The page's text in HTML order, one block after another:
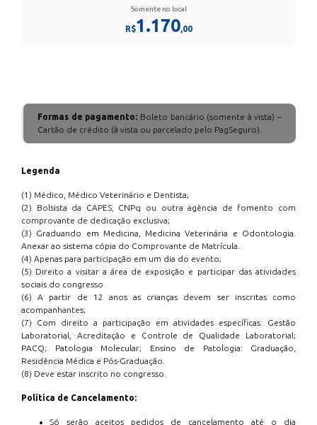
Somente no local
R$1.170,00
Formas de pagamento: Boleto bancário (somente à vista) –
Cartão de crédito (à vista ou parcelado pelo PagSeguro).
Legenda
(1) Médico, Médico Veterinário e Dentista;
(2) Bolsista da CAPES, CNPq ou outra agência de fomento com
comprovante de dedicação exclusiva;
(3) Graduando em Medicina, Medicina Veterinária e Odontologia.
Anexar ao sistema cópia do Comprovante de Matrícula.
(4) Apenas para participação em um dia do evento;
(5) Direito a visitar a área de exposição e participar das atividades
sociais do congresso
(6) A partir de 12 anos as crianças devem ser inscritas como
acompanhantes;
(7) Com direito a participação em atividades específicas: Gestão
Laboratorial, Acreditação e Controle de Qualidade Laboratorial;
PACQ; Patologia Molecular; Ensino de Patologia: Graduação,
Residência Médica e Pós-Graduação.
(8) Deve estar inscrito no congresso.
Política de Cancelamento:
Só serão aceitos pedidos de cancelamento até o dia